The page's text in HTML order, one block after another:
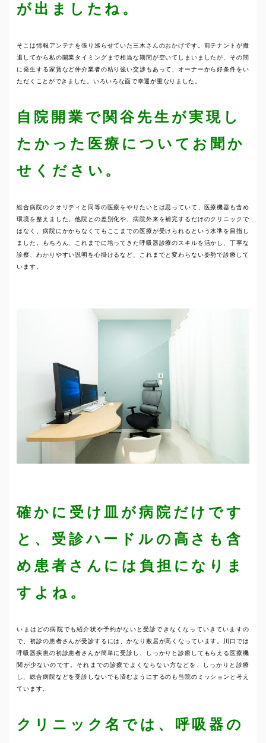
が出ましたね。
そこは情報アンテナを張り巡らせていた三木さんのおかげです。前テナントが撤
退してから私の開業タイミングまで相当な期間が空いてしまいましたが、その間
に発生する家賃など仲介業者の粘り強い交渉もあって、オーナーから好条件をい
ただくことができました。いろいろな面で幸運が重なりました。
自院開業で関谷先生が実現し
たかった医療についてお聞か
せください。
総合病院のクオリティと同等の医療をやりたいとは思っていて、医療機器も含め
環境を整えました。他院との差別化や、病院外来を補完するだけのクリニックで
はなく、病院にかからなくてもここまでの医療が受けられるという水準を目指し
ました。もちろん、これまでに培ってきた呼吸器診療のスキルを活かし、丁寧な
診察、わかりやすい説明を心掛けるなど、これまでと変わらない姿勢で診療して
います。
確かに受け皿が病院だけです
と、受診ハードルの高さも含
め患者さんには負担になりま
すよね。
いまはどの病院でも紹介状や予約がないと受診できなくなっていきていますの
で、初診の患者さんが受診するには、かなり敷居が高くなっています。川口では
呼吸器疾患の初診患者さんが簡単に受診し、しっかりと診療してもらえる医療機
関が少ないのです。それまでの診療でよくならない方などを、しっかりと診療
し、総合病院などを受診しないでも済むようにするのも当院のミッションと考え
ています。
クリニック名では、呼吸器の